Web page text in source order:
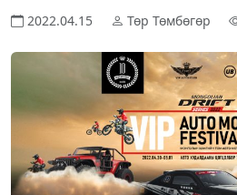
2022.04.15 Төр Төмбөгөр